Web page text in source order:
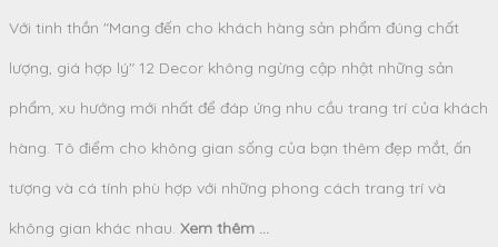
Với tinh thần "Mang đến cho khách hàng sản phẩm đúng chất
lượng, giá hợp lý" 12 Decor không ngừng cập nhật những sản
phẩm, xu hướng mới nhất để đáp ứng nhu cầu trang trí của khách
hàng. Tô điểm cho không gian sống của bạn thêm đẹp mắt, ấn
tượng và cá tính phù hợp với những phong cách trang trí và
không gian khác nhau. Xem thêm ...